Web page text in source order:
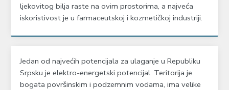
ljekovitog bilja raste na ovim prostorima, a najveća
iskoristivost je u farmaceutskoj i kozmetičkoj industriji.
Jedan od najvećih potencijala za ulaganje u Republiku
Srpsku je elektro-energetski potencijal. Teritorija je
bogata površinskim i podzemnim vodama, ima velike